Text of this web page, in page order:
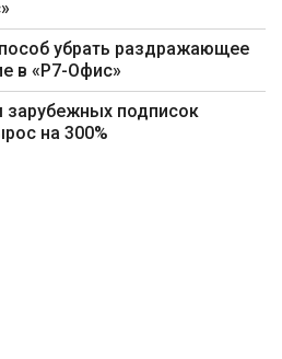
убрать раздражающее
в «Р7-Офис»
зарубежных подписок
на 300%